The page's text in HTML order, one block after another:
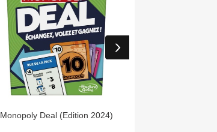
Aperçu rapide
Monopoly Deal (Edition 2024)